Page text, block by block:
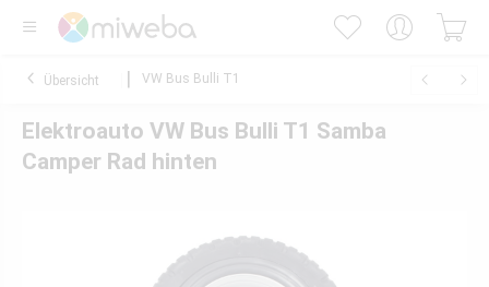
Übersicht VW Bus Bulli T1
Elektroauto VW Bus Bulli T1 Samba
Camper Rad hinten